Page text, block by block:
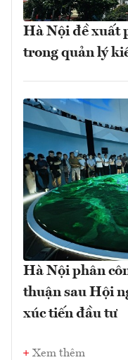
Hà Nội đề xuất
trong quản lý
Hà Nội phân
thuận sau Hội
xúc tiến đầu tư
Xem thêm